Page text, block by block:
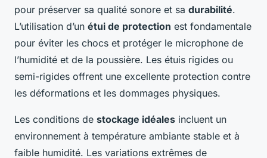
pour préserver sa qualité sonore et sa durabilité.
L’utilisation d’un étui de protection est fondamentale
pour éviter les chocs et protéger le microphone de
l’humidité et de la poussière. Les étuis rigides ou
semi-rigides offrent une excellente protection contre
les déformations et les dommages physiques.
Les conditions de stockage idéales incluent un
environnement à température ambiante stable et à
faible humidité. Les variations extrêmes de